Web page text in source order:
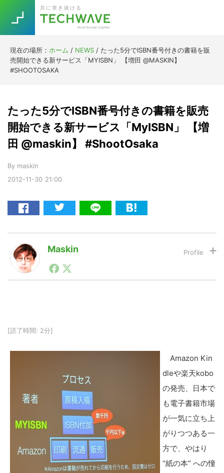
primary
navigation
main
content
primary
sidebar
footer
共に突き抜ける
現在の場所： ホーム / NEWS / たった5分でISBN番号付きの書籍を販
売開始できる新サービス「MYISBN」 【増田 @MASKIN】
#SHOOTOSAKA
2012-11-30 21:00
たった5分でISBN番号付きの書籍を販売
開始できる新サービス「MyISBN」 【増
田 @maskin】 #ShootOsaka
By maskin
Maskin
1990年代初頭から記者としてまた起業家としてITスタ
ートアップ業界のハードウェアからソフトウェアの事業
スクとして数億PV事業に。世界最大IT系メディア（ス
などを経て、現在、スタートアップ支援側の取り組みに
[読了時間: 2分]
Amazon Kin
dleや楽天kobo
の発売、日本で
も電子書籍市場
が一気に立ち上
がりつつある一
方で、やはり
“紙の本” への憧
TOPICS
暗号資産
VR/AR
LINE
特集
Trend
Keywords
今話題の注目キーワード
5G Asana テレワーク
ニューノーマル
Daily Weekly